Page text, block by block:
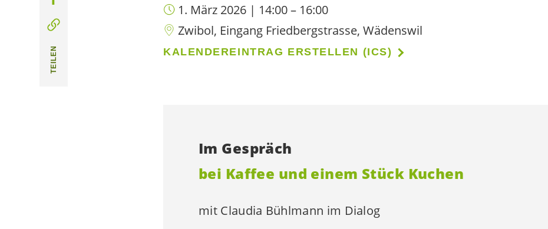
1. März 2026 | 14:00 – 16:00
Zwibol, Eingang Friedbergstrasse, Wädenswil
KALENDEREINTRAG ERSTELLEN (ICS)
Im Gespräch
bei Kaffee und einem Stück Kuchen
mit Claudia Bühlmann im Dialog
TEILEN